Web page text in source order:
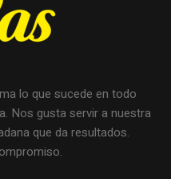
lo que sucede en todo
Nos gusta servir a nuestra
que da resultados.